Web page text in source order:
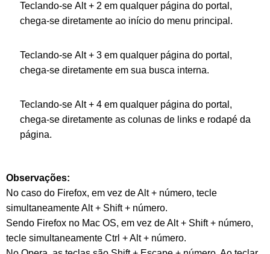
Teclando-se Alt + 2 em qualquer página do portal,
chega-se diretamente ao início do menu principal.
Teclando-se Alt + 3 em qualquer página do portal,
chega-se diretamente em sua busca interna.
Teclando-se Alt + 4 em qualquer página do portal,
chega-se diretamente as colunas de links e rodapé da
página.
Observações:
No caso do Firefox, em vez de Alt + número, tecle
simultaneamente Alt + Shift + número.
Sendo Firefox no Mac OS, em vez de Alt + Shift + número,
tecle simultaneamente Ctrl + Alt + número.